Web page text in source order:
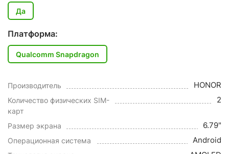
Да
Платформа:
Qualcomm Snapdragon
Производитель HONOR
Количество физических SIM-
карт
2
Размер экрана 6.79"
Операционная система Android